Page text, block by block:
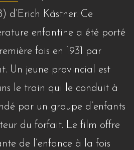
d’Erich Kästner. Ce
enfantine a été porté
fois en 1931 par
Un jeune provincial est
le train qui le conduit à
par un groupe d’enfants
du forfait. Le film offre
de l’enfance à la fois